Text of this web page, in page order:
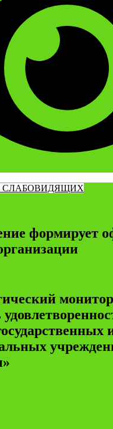
СЛАБОВИДЯЩИХ
формирует